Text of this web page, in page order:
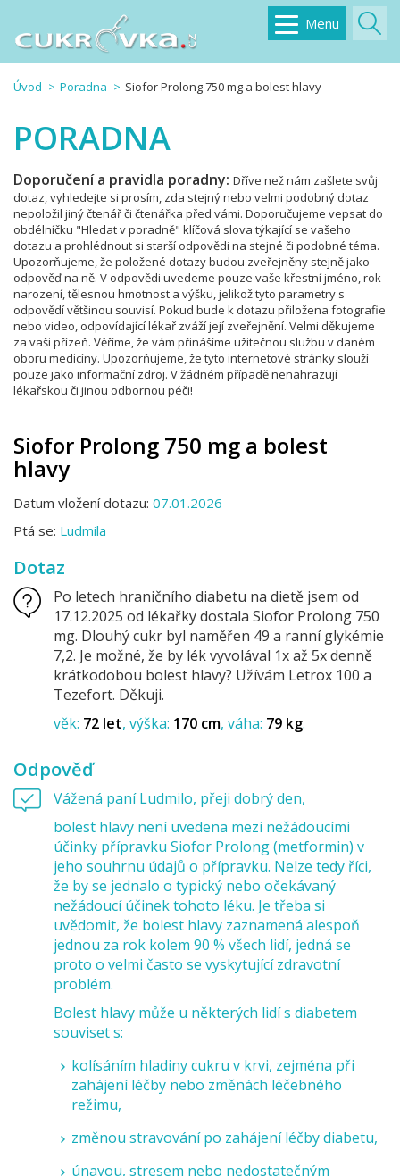
Menu
Úvod Poradna Siofor Prolong 750 mg a bolest hlavy
PORADNA
Doporučení a pravidla poradny: Dříve než nám zašlete svůj
dotaz, vyhledejte si prosím, zda stejný nebo velmi podobný dotaz
nepoložil jiný čtenář či čtenářka před vámi. Doporučujeme vepsat do
obdélníčku "Hledat v poradně" klíčová slova týkající se vašeho
dotazu a prohlédnout si starší odpovědi na stejné či podobné téma.
Upozorňujeme, že položené dotazy budou zveřejněny stejně jako
odpověď na ně. V odpovědi uvedeme pouze vaše křestní jméno, rok
narození, tělesnou hmotnost a výšku, jelikož tyto parametry s
odpovědí většinou souvisí. Pokud bude k dotazu přiložena fotografie
nebo video, odpovídající lékař zváží její zveřejnění. Velmi děkujeme
za vaši přízeň. Věříme, že vám přinášíme užitečnou službu v daném
oboru medicíny. Upozorňujeme, že tyto internetové stránky slouží
pouze jako informační zdroj. V žádném případě nenahrazují
lékařskou či jinou odbornou péči!
Siofor Prolong 750 mg a bolest
hlavy
Datum vložení dotazu: 07.01.2026
Ptá se: Ludmila
Dotaz
Po letech hraničního diabetu na dietě jsem od
17.12.2025 od lékařky dostala Siofor Prolong 750
mg. Dlouhý cukr byl naměřen 49 a ranní glykémie
7,2. Je možné, že by lék vyvolával 1x až 5x denně
krátkodobou bolest hlavy? Užívám Letrox 100 a
Tezefort. Děkuji.
věk: 72 let výška: 170 cm váha: 79 kg
Odpověď
Vážená paní Ludmilo, přeji dobrý den,
bolest hlavy není uvedena mezi nežádoucími
účinky přípravku Siofor Prolong (metformin) v
jeho souhrnu údajů o přípravku. Nelze tedy říci,
že by se jednalo o typický nebo očekávaný
nežádoucí účinek tohoto léku. Je třeba si
uvědomit, že bolest hlavy zaznamená alespoň
jednou za rok kolem 90 % všech lidí, jedná se
proto o velmi často se vyskytující zdravotní
problém.
Bolest hlavy může u některých lidí s diabetem
souviset s:
kolísáním hladiny cukru v krvi, zejména při
zahájení léčby nebo změnách léčebného
režimu,
změnou stravovánípo zahájení léčby diabetu,
únavou, stresem nebo nedostatečným